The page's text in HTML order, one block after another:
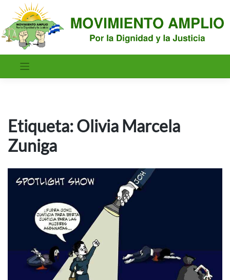
contenido
Etiqueta:Olivia Marcela
Zuniga